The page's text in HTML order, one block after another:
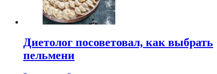
Диетолог посоветовал, как выбрать
пельмени